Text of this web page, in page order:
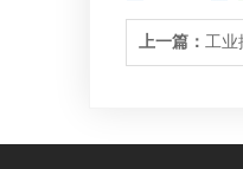
上一篇： 工业